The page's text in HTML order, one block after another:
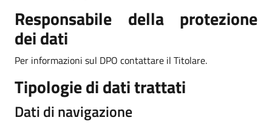
Responsabile della protezione
dei dati
Per informazioni sul DPO contattare il Titolare.
Tipologie di dati trattati
Dati di navigazione